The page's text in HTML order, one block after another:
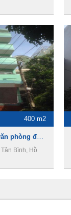
400 m2
Bình, Hồ